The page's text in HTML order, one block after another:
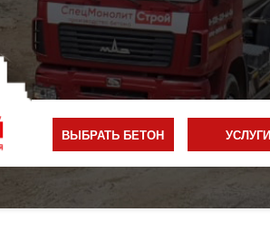
ВЫБРАТЬ БЕТОН УСЛУГИ